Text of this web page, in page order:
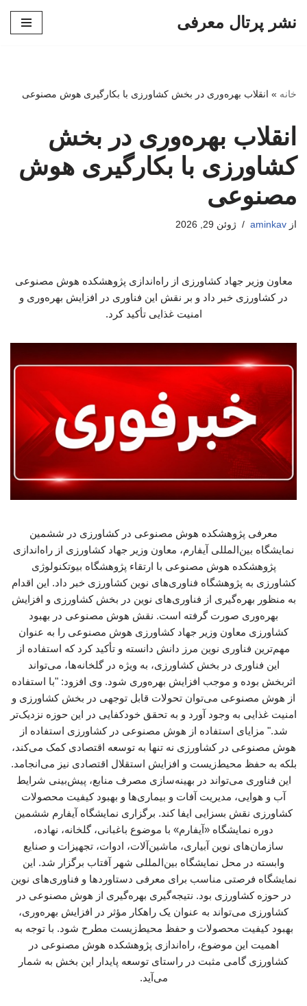
نشر پرتال معرفی
خانه » انقلاب بهره‌وری در بخش کشاورزی با بکارگیری هوش مصنوعی
انقلاب بهره‌وری در بخش
کشاورزی با بکارگیری هوش
مصنوعی
از aminkav ژوئن 29, 2026
معاون وزیر جهاد کشاورزی از راه‌اندازی پژوهشکده هوش مصنوعی
در کشاورزی خبر داد و بر نقش این فناوری در افزایش بهره‌وری و
امنیت غذایی تأکید کرد.
معرفی پژوهشکده هوش مصنوعی در کشاورزی در ششمین
نمایشگاه بین‌المللی آیفارم، معاون وزیر جهاد کشاورزی از راه‌اندازی
پژوهشکده هوش مصنوعی با ارتقاء پژوهشگاه بیوتکنولوژی
کشاورزی به پژوهشگاه فناوری‌های نوین کشاورزی خبر داد. این اقدام
به منظور بهره‌گیری از فناوری‌های نوین در بخش کشاورزی و افزایش
بهره‌وری صورت گرفته است. نقش هوش مصنوعی در بهبود
کشاورزی معاون وزیر جهاد کشاورزی هوش مصنوعی را به عنوان
مهم‌ترین فناوری نوین مرز دانش دانسته و تأکید کرد که استفاده از
این فناوری در بخش کشاورزی، به ویژه در گلخانه‌ها، می‌تواند
اثربخش بوده و موجب افزایش بهره‌وری شود. وی افزود: "با استفاده
از هوش مصنوعی می‌توان تحولات قابل توجهی در بخش کشاورزی و
امنیت غذایی به وجود آورد و به تحقق خودکفایی در این حوزه نزدیک‌تر
شد." مزایای استفاده از هوش مصنوعی در کشاورزی استفاده از
هوش مصنوعی در کشاورزی نه تنها به توسعه اقتصادی کمک می‌کند،
بلکه به حفظ محیط‌زیست و افزایش استقلال اقتصادی نیز می‌انجامد.
این فناوری می‌تواند در بهینه‌سازی مصرف منابع، پیش‌بینی شرایط
آب و هوایی، مدیریت آفات و بیماری‌ها و بهبود کیفیت محصولات
کشاورزی نقش بسزایی ایفا کند. برگزاری نمایشگاه آیفارم ششمین
دوره نمایشگاه «آیفارم» با موضوع باغبانی، گلخانه، نهاده،
سازمان‌های نوین آبیاری، ماشین‌آلات، ادوات، تجهیزات و صنایع
وابسته در محل نمایشگاه بین‌المللی شهر آفتاب برگزار شد. این
نمایشگاه فرصتی مناسب برای معرفی دستاوردها و فناوری‌های نوین
در حوزه کشاورزی بود. نتیجه‌گیری بهره‌گیری از هوش مصنوعی در
کشاورزی می‌تواند به عنوان یک راهکار مؤثر در افزایش بهره‌وری،
بهبود کیفیت محصولات و حفظ محیط‌زیست مطرح شود. با توجه به
اهمیت این موضوع، راه‌اندازی پژوهشکده هوش مصنوعی در
کشاورزی گامی مثبت در راستای توسعه پایدار این بخش به شمار
می‌آید.